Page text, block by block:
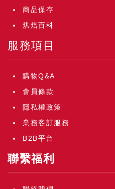
商品保存
烘焙百科
服務項目
購物Q&A
會員條款
隱私權政策
業務客訂服務
B2B平台
聯繫福利